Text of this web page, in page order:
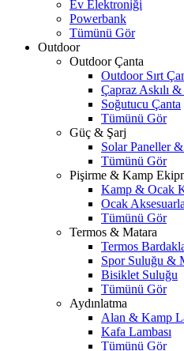
Ev Elektroniği
Powerbank
Tümünü Gör
Outdoor
Outdoor Çanta
Outdoor Sırt
Çapraz Askılı
Soğutucu Çanta
Tümünü Gör
Güç & Şarj
Solar Paneller
Tümünü Gör
Pişirme & Kamp
Kamp & Ocak
Ocak
Tümünü Gör
Termos & Matara
Termos
Spor Suluğu &
Bisiklet Suluğu
Tümünü Gör
Aydınlatma
Alan & Kamp
Kafa Lambası
Tümünü Gör